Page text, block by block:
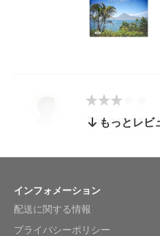
by charles
The calendar
もっとレビ
インフォメーション
配送に関する情報
プライバシーポリシー